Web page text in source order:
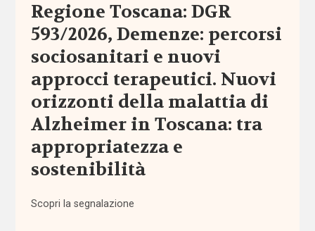
Altre
(1.316)
Anziani
(744)
Famiglie,
infanzia e
adolescenza
Regione Toscana: DGR
593/2026, Demenze: percorsi
sociosanitari e nuovi
approcci terapeutici. Nuovi
orizzonti della malattia di
Alzheimer in Toscana: tra
appropriatezza e
sostenibilità
Scopri la segnalazione